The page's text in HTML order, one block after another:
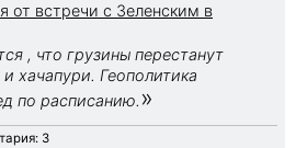
от встречи с Зеленским в
, что грузины перестанут
хачапури. Геополитика
по расписанию. »
3